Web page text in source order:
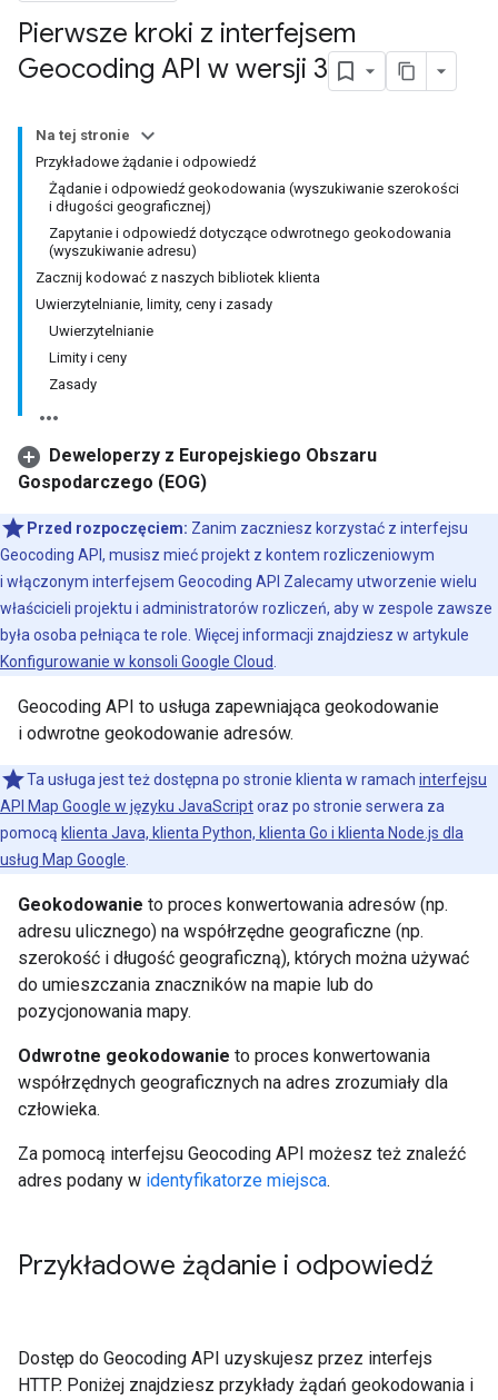
Pierwsze kroki z interfejsem
Geocoding API w wersji 3
Na tej stronie
Przykładowe żądanie i odpowiedź
Żądanie i odpowiedź geokodowania (wyszukiwanie szerokości
i długości geograficznej)
Zapytanie i odpowiedź dotyczące odwrotnego geokodowania
(wyszukiwanie adresu)
Zacznij kodować z naszych bibliotek klienta
Uwierzytelnianie, limity, ceny i zasady
Uwierzytelnianie
Limity i ceny
Zasady
Deweloperzy z Europejskiego Obszaru
Gospodarczego (EOG)
Przed rozpoczęciem: Zanim zaczniesz korzystać z interfejsu
Geocoding API, musisz mieć projekt z kontem rozliczeniowym
i włączonym interfejsem Geocoding API Zalecamy utworzenie wielu
właścicieli projektu i administratorów rozliczeń, aby w zespole zawsze
była osoba pełniąca te role. Więcej informacji znajdziesz w artykule
Konfigurowanie w konsoli Google Cloud
Geocoding API to usługa zapewniająca geokodowanie
i odwrotne geokodowanie adresów.
Ta usługa jest też dostępna po stronie klienta w ramach interfejsu
API Map Google w języku JavaScriptoraz po stronie serwera za
pomocą klienta Java, klienta Python, klienta Go i klienta Node.js dla
usług Map Google
Geokodowanie to proces konwertowania adresów (np.
adresu ulicznego) na współrzędne geograficzne (np.
szerokość i długość geograficzną), których można używać
do umieszczania znaczników na mapie lub do
pozycjonowania mapy.
Odwrotne geokodowanie to proces konwertowania
współrzędnych geograficznych na adres zrozumiały dla
człowieka.
Za pomocą interfejsu Geocoding API możesz też znaleźć
adres podany w identyfikatorze miejsca.
Przykładowe żądanie i odpowiedź
Dostęp do Geocoding API uzyskujesz przez interfejs
HTTP. Poniżej znajdziesz przykłady żądań geokodowania i